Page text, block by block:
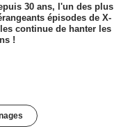
30 ans, l'un des plus
épisodes de X-
continue de hanter les
!